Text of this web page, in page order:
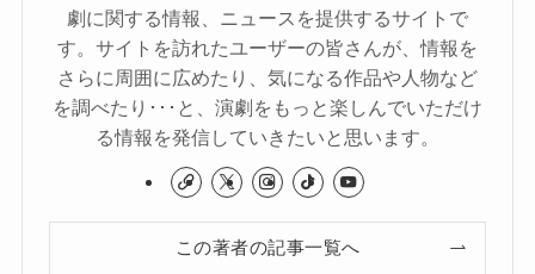
劇に関する情報、ニュースを提供するサイトで
す。サイトを訪れたユーザーの皆さんが、情報を
さらに周囲に広めたり、気になる作品や人物など
を調べたり･･･と、演劇をもっと楽しんでいただけ
る情報を発信していきたいと思います。
この著者の記事一覧へ